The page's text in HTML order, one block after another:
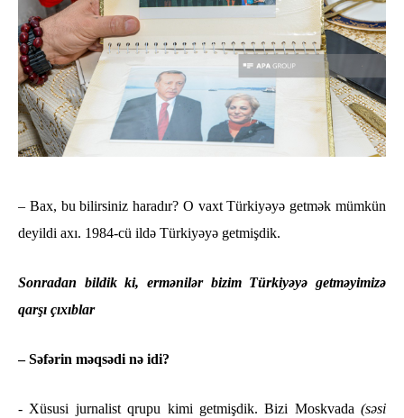
– Bax, bu bilirsiniz haradır? O vaxt Türkiyəyə getmək mümkün
deyildi axı. 1984-cü ildə Türkiyəyə getmişdik.
Sonradan bildik ki, ermənilər bizim Türkiyəyə getməyimizə
qarşı çıxıblar
– Səfərin məqsədi nə idi?
- Xüsusi jurnalist qrupu kimi getmişdik. Bizi Moskvada (səsi